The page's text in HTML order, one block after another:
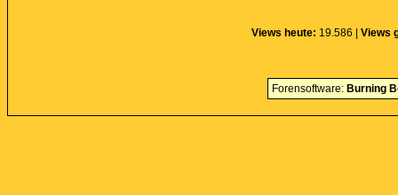
Views heute: 19.586 | Views
Forensoftware: Burning